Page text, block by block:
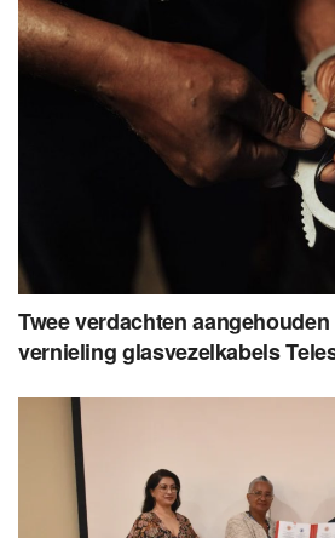
Twee verdachten
vernieling glasvezelkabels